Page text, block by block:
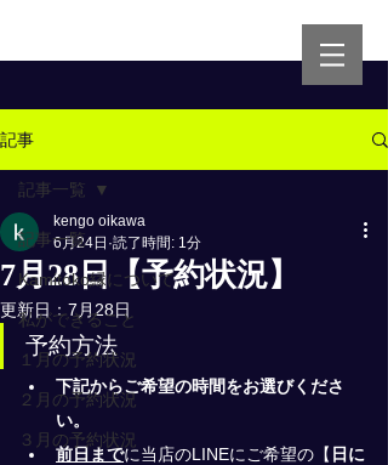
記事
記事一覧
Kamitoko縁について
私ができること
１月の予約状況
２月の予約状況
３月の予約状況
記事一覧
7月28日【予約状況】
kengo oikawa
6月24日 読了時間: 1分
更新日：7月28日
予約方法
下記からご希望の時間をお選びくださ
い。
前日までに当店のLINEにご希望の 【 日に